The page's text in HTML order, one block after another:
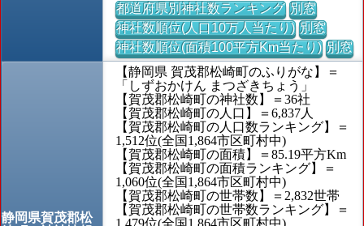
都道府県別神社数ランキング 別窓
神社数順位(人口10万人当たり) 別窓
神社数順位(面積100平方Km当たり) 別窓
静岡県賀茂郡松
【静岡県 賀茂郡松崎町のふりがな】＝
「しずおかけん まつざきちょう」
【賀茂郡松崎町の神社数】＝36社
【賀茂郡松崎町の人口】＝6,837人
【賀茂郡松崎町の人口数ランキング】＝
1,512位(全国1,864市区町村中)
【賀茂郡松崎町の面積】＝85.19平方Km
【賀茂郡松崎町の面積ランキング】＝
1,060位(全国1,864市区町村中)
【賀茂郡松崎町の世帯数】＝2,832世帯
【賀茂郡松崎町の世帯数ランキング】＝
1,479位(全国1,864市区町村中)